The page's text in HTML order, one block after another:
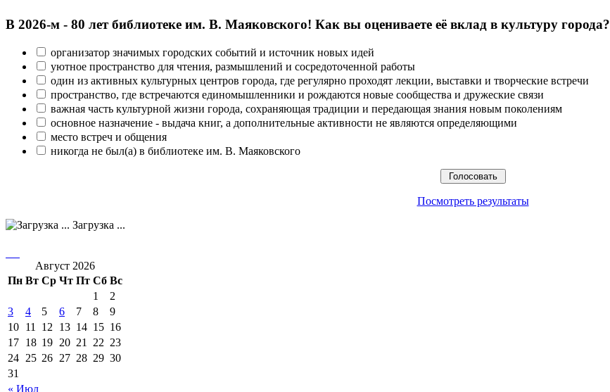
В 2026‑м - 80 лет библиотеке им. В. Маяковского! Как вы оцениваете её вклад в культуру города?
организатор значимых городских событий и источник новых идей
уютное пространство для чтения, размышлений и сосредоточенной работы
один из активных культурных центров города, где регулярно проходят лекции, выставки и творческие встречи
пространство, где встречаются единомышленники и рождаются новые сообщества и дружеские связи
важная часть культурной жизни города, сохраняющая традиции и передающая знания новым поколениям
основное назначение - выдача книг, а дополнительные активности не являются определяющими
место встреч и общения
никогда не был(а) в библиотеке им. В. Маяковского
Посмотреть результаты
Загрузка ...
Август 2026
Пн Вт Ср Чт Пт Сб Вс
« Июл
1
2
3
4 5 6 7 8
9
10 11 12 13 14 15 16
17 18 19 20 21 22 23
24 25 26 27 28 29 30
31